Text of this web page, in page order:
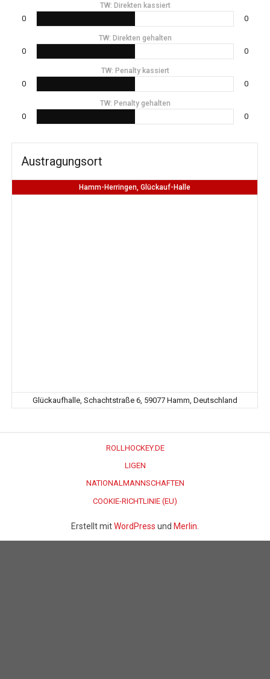
TW: Direkten kassiert
0 0
TW: Direkten gehalten
0 0
TW: Penalty kassiert
0 0
TW: Penalty gehalten
0 0
Austragungsort
Hamm-Herringen, Glückauf-Halle
Glückaufhalle, Schachtstraße 6, 59077 Hamm, Deutschland
ROLLHOCKEY.DE
LIGEN
NATIONALMANNSCHAFTEN
COOKIE-RICHTLINIE (EU)
Erstellt mitWordPress und Merlin